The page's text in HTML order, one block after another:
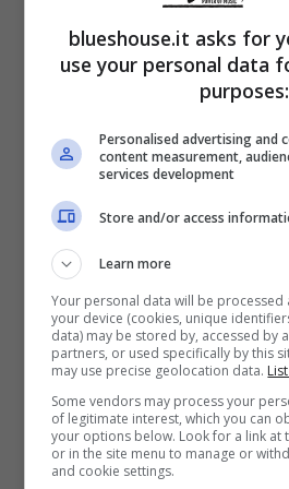
Weekly, Eastwood ha
che hanno segnato la sua
titoli citati compare anche
interpretata daBen Stiller.
Una scelta che ha stupito
considerando il tono
rispetto ai film con cui
la sua carriera. Eppure il
nascosto il suo
blueshouse.it asks for
use your personal data
purposes:
Personalised advertising and
content measurement,
services development
Store and/or access
Learn more
Your personal data will be
your device (cookies, unique
data) may be stored by, accessed by
partners, or used specifically by this
may use precise geolocation data.
Some vendors may process your
of legitimate interest, which you can
your options below. Look for a link at
or in the site menu to manage or
and cookie settings.